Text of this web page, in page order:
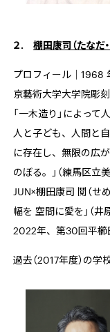
２. 棚田康司（たなだ・
プロフィール｜1968
京藝術大学大学院彫
「一木造り」によっ
人と子ども、人間と
に存在し、無限の広
のぼる。」（練馬区
JUN×棚田康司 鬩（せめ
幅を 空間に愛を」（井
2022年、第30回平櫛
過去（2017年度）の学